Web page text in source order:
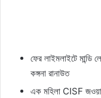
ফের লাইমলাইটে মান্ডি
কঙ্গনা রানাউত
এক মহিলা CISF